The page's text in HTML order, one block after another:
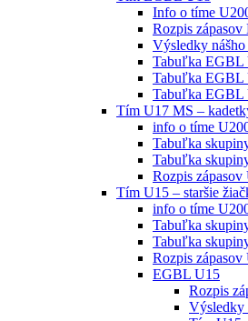
Info o tíme
Rozpis
Výsledky nášho
Tabuľka EGBL
Tabuľka EGBL
Tabuľka EGBL
Tím U17 MS –
info o tíme
Tabuľka
Tabuľka
Rozpis zápasov
Tím U15 – staršie
info o tíme
Tabuľka
Tabuľka
Rozpis zápasov
EGBL U15
Rozpis
Výsledky